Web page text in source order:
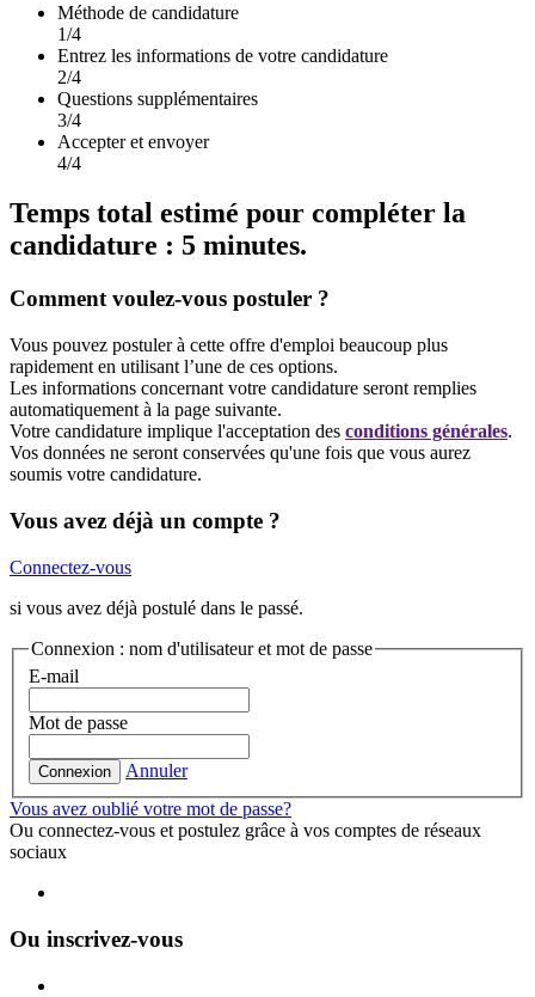
Méthode de candidature
1/4
Entrez les informations de votre candidature
2/4
Questions supplémentaires
3/4
Accepter et envoyer
4/4
Temps total estimé pour compléter la
candidature : 5 minutes.
Comment voulez-vous postuler ?
Vous pouvez postuler à cette offre d'emploi beaucoup plus
rapidement en utilisant l’une de ces options.
Les informations concernant votre candidature seront remplies
automatiquement à la page suivante.
Votre candidature implique l'acceptation des conditions générales.
Vos données ne seront conservées qu'une fois que vous aurez
soumis votre candidature.
Vous avez déjà un compte ?
Connectez-vous
si vous avez déjà postulé dans le passé.
Connexion : nom d'utilisateur et mot de passe
E-mail
Mot de passe
Connexion
Annuler
Vous avez oublié votre mot de passe?
Ou connectez-vous et postulez grâce à vos comptes de réseaux
sociaux
Ou inscrivez-vous